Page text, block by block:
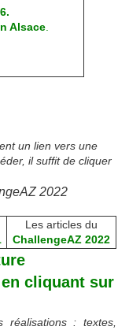
Alsace.
un lien vers une
il suffit de cliquer
2022
Les articles du
ChallengeAZ 2022
cliquant sur
réalisations : textes,